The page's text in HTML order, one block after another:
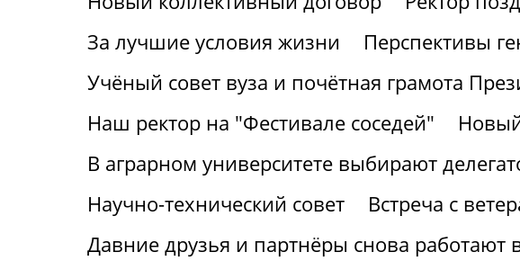
За лучшие условия жизни
Перспективы
Учёный совет вуза и почётная грамота
Наш ректор на "Фестивале соседей"
В аграрном университете выбирают
Научно-технический совет
Встреча с
Давние друзья и партнёры снова работают